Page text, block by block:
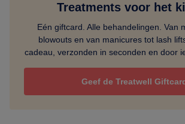
Treatments voor het
Eén giftcard. Alle behandelingen. Van
blowouts en van manicures tot lash
cadeau, verzonden in seconden en door
Geef de Treatwell